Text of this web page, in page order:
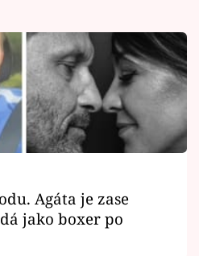
Agáta je zase
jako boxer po